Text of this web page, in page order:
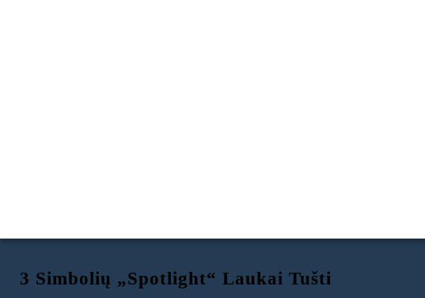
3 Simbolių „Spotlight“ Laukai Tušti